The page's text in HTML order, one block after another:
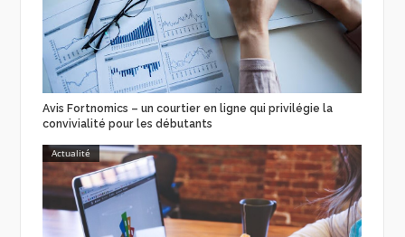
Avis Fortnomics – un courtier en ligne qui privilégie la
convivialité pour les débutants
Actualité